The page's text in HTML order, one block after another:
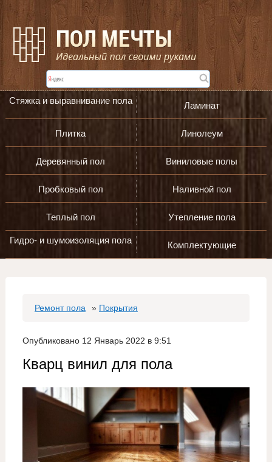
Стяжка и выравнивание пола Ламинат
Плитка Линолеум
Деревянный пол Виниловые полы
Пробковый пол Наливной пол
Теплый пол Утепление пола
Гидро- и шумоизоляция пола Комплектующие
Ремонт пола » Покрытия
Опубликовано 12 Январь 2022 в 9:51
Кварц винил для пола